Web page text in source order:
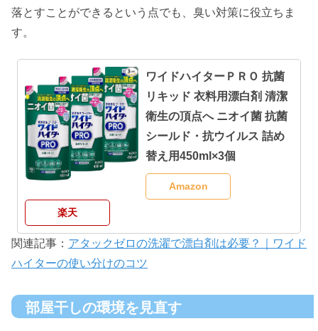
落とすことができるという点でも、臭い対策に役立ちま
す。
ワイドハイターＰＲＯ 抗菌
リキッド 衣料用漂白剤 清潔
衛生の頂点へ ニオイ菌 抗菌
シールド・抗ウイルス 詰め
替え用450ml×3個
Amazon
楽天
関連記事： アタックゼロの洗濯で漂白剤は必要？｜ワイド
ハイターの使い分けのコツ
部屋干しの環境を見直す